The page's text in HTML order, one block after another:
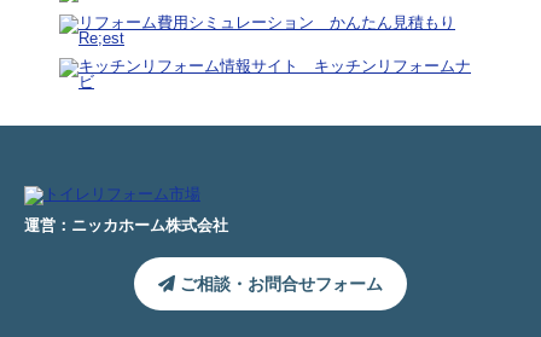
運営：ニッカホーム株式会社
ご相談・お問合せフォーム